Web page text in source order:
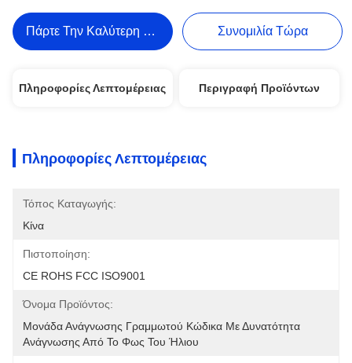
Πάρτε Την Καλύτερη Τιμή Συνομιλία Τώρα
Πληροφορίες Λεπτομέρειας Περιγραφή Προϊόντων
Πληροφορίες Λεπτομέρειας
Τόπος Καταγωγής:
Κίνα
Πιστοποίηση:
CE ROHS FCC ISO9001
Όνομα Προϊόντος:
Μονάδα Ανάγνωσης Γραμμωτού Κώδικα Με Δυνατότητα
Ανάγνωσης Από Το Φως Του Ήλιου